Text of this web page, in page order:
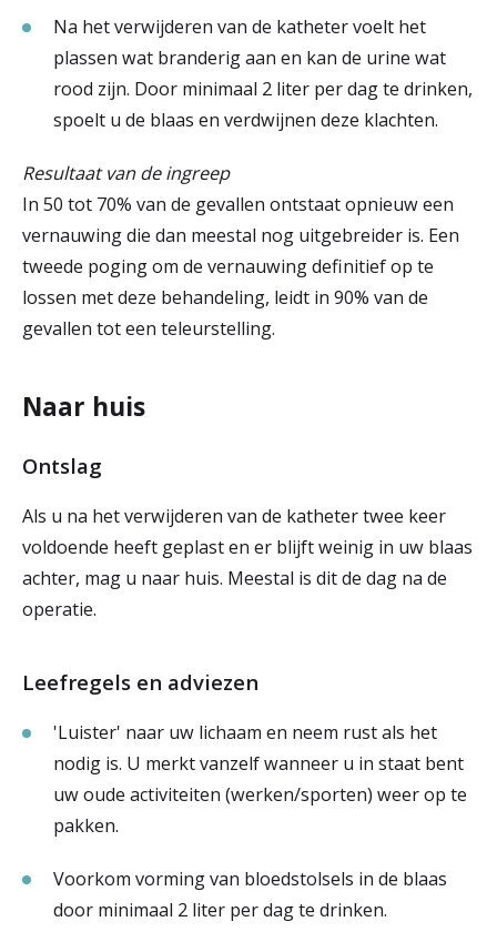
Na het verwijderen van de katheter voelt het
plassen wat branderig aan en kan de urine wat
rood zijn. Door minimaal 2 liter per dag te drinken,
spoelt u de blaas en verdwijnen deze klachten.
Resultaat van de ingreep
In 50 tot 70% van de gevallen ontstaat opnieuw een
vernauwing die dan meestal nog uitgebreider is. Een
tweede poging om de vernauwing definitief op te
lossen met deze behandeling, leidt in 90% van de
gevallen tot een teleurstelling.
Naar huis
Ontslag
Als u na het verwijderen van de katheter twee keer
voldoende heeft geplast en er blijft weinig in uw blaas
achter, mag u naar huis. Meestal is dit de dag na de
operatie.
Leefregels en adviezen
'Luister' naar uw lichaam en neem rust als het
nodig is. U merkt vanzelf wanneer u in staat bent
uw oude activiteiten (werken/sporten) weer op te
pakken.
Voorkom vorming van bloedstolsels in de blaas
door minimaal 2 liter per dag te drinken.